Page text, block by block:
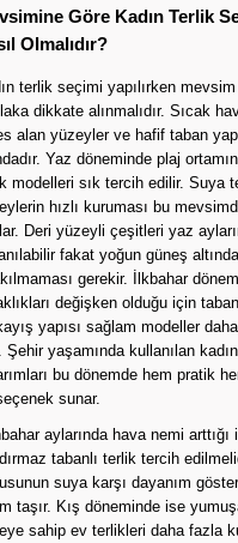
Göre Kadın Terlik
Olmalıdır?
terlik seçimi yapılırken mevsim
dikkate alınmalıdır. Sıcak
alan yüzeyler ve hafif taban
Yaz döneminde plaj
modelleri sık tercih edilir. Suya
hızlı kuruması bu
Deri yüzeyli çeşitleri yaz
fakat yoğun güneş altında
gerekir. İlkbahar
değişken olduğu için
yapısı sağlam modeller
Şehir yaşamında kullanılan
bu dönemde hem pratik
sunar.
aylarında hava nemi arttığı
tabanlı terlik tercih
suya karşı dayanım
taşır. Kış döneminde ise
sahip ev terlikleri daha fazla